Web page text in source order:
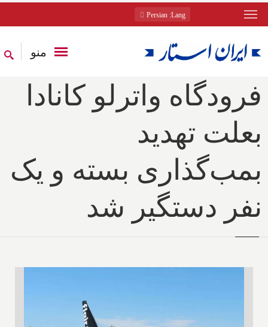
Lang
: Persian
منو
فرودگاه واترلو کانادا
بعلت تهدید
بمب‌گذاری بسته و یک
نفر دستگیر شد